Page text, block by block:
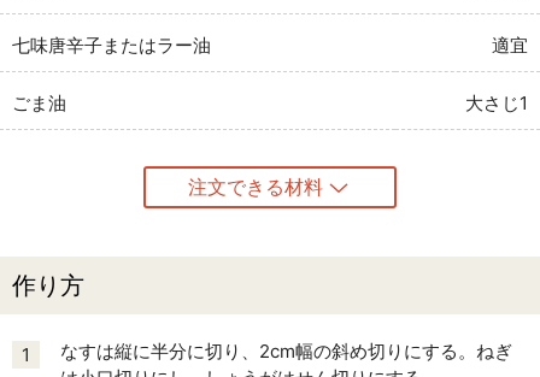
七味唐辛子またはラー油 適宜
ごま油 大さじ1
注文できる材料
作り方
1
なすは縦に半分に切り、2cm幅の斜め切りにする。ねぎ